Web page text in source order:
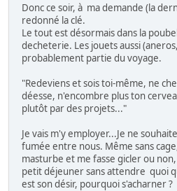
Donc ce soir, à ma demande (la
redonné la clé.
Le tout est désormais dans la
decheterie. Les jouets aussi
probablement partie du voyage.
"Redeviens et sois toi-même, ne
déesse, n'encombre plus ton
plutôt par des projets..."
Je vais m'y employer...Je ne
fumée entre nous. Même sans
masturbe et me fasse gicler ou
petit déjeuner sans attendre quoi
est son désir, pourquoi s'acharner ?